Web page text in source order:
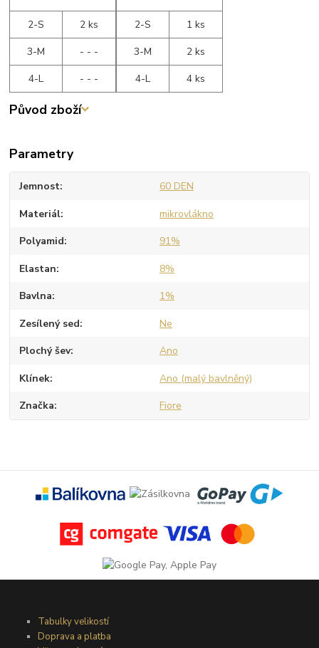
2-S
2 ks
3-M
- - -
4-L
- - -
2-S
1 ks
3-M
2 ks
4-L
4 ks
Původ zboží
Parametry
Jemnost 60 DEN
Materiál mikrovlákno
Polyamid 91%
Elastan 8%
Bavlna 1%
Zesílený sed Ne
Plochý šev Ano
Klínek Ano (malý bavlněný)
Značka Fiore
Tabulky velikostí
Doprava a platba